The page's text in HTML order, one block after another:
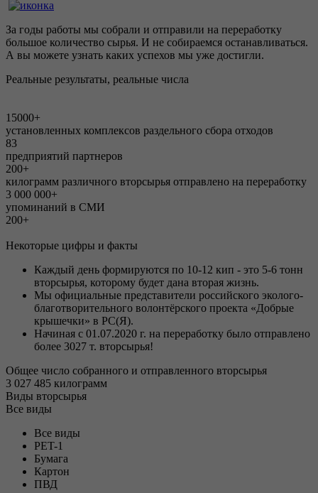
За годы работы мы собрали и отправили на переработку
большое количество сырья. И не собираемся останавливаться.
А вы можете узнать каких успехов мы уже достигли.
Реальные результаты, реальные числа
15000+
установленных комплексов раздельного сбора отходов
83
предприятий партнеров
200+
килограмм различного вторсырья отправлено на переработку
3 000 000+
упоминаний в СМИ
200+
Некоторые цифры и факты
Каждый день формируются по 10-12 кип - это 5-6 тонн
вторсырья, которому будет дана вторая жизнь.
Мы официальные представители российского эколого-
благотворительного волонтёрского проекта «Добрые
крышечки» в РС(Я).
Начиная с 01.07.2020 г. на переработку было отправлено
более 3027 т. вторсырья!
Общее число собранного и отправленного вторсырья
3 027 485 килограмм
Виды вторсырья
Все виды
Все виды
PET-1
Бумага
Картон
ПВД